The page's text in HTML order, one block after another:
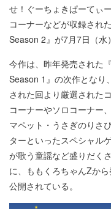
せ！ぐーちょきぱーてぃ
コーナーなどが収録され
Season 2』が7月7日（水
今作は、昨年発売された
Season 1』の次作となり
された回より厳選された
コーナーやソロコーナー
マペット・うさぎのりさ
ターといったスペシャル
が歌う童謡など盛りだく
に、ももくろちゃんZか
公開されている。